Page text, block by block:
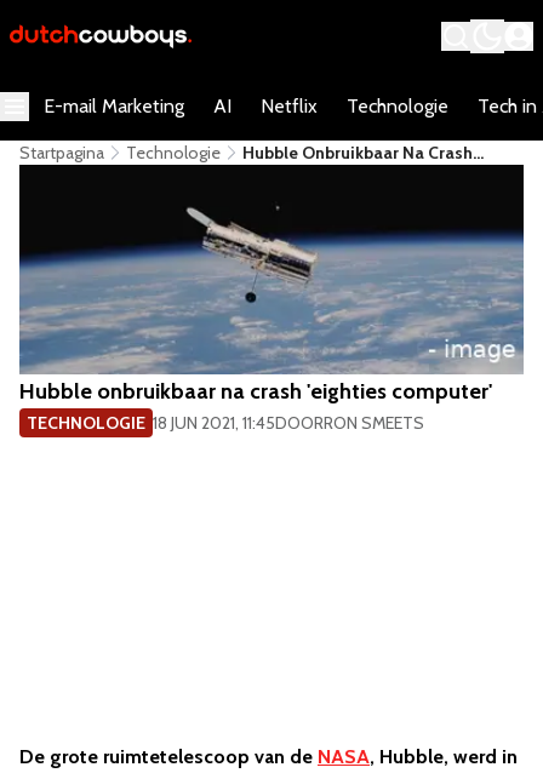
E-mail Marketing AI Netflix Technologie Tech in
Startpagina Technologie
Hubble Onbruikbaar Na Crash
Hubble onbruikbaar na crash 'eighties computer'
TECHNOLOGIE 18 JUN 2021, 11:45DOORRON SMEETS
De grote ruimtetelescoop van de NASA, Hubble, werd in